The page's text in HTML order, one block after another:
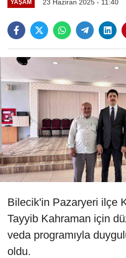
YAŞAM 23 Haziran 2025 - 11:40
Bilecik'in Pazaryeri ilçe
Tayyib Kahraman için
veda programıyla
oldu.